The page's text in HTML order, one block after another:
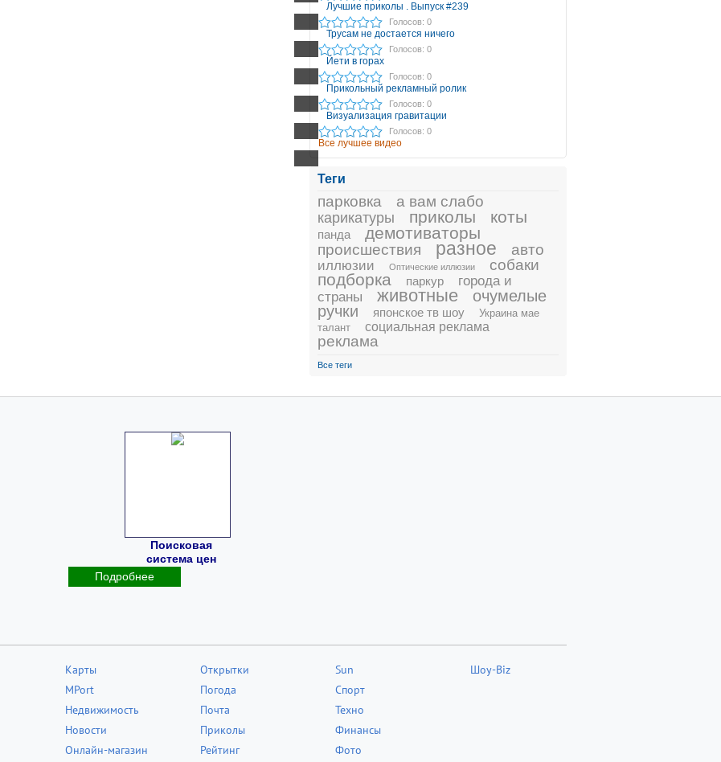
Лучшие приколы . Выпуск #239
Голосов: 0
Трусам не достается ничего
Голосов: 0
Йети в горах
Голосов: 0
Прикольный рекламный ролик
Голосов: 0
Визуализация гравитации
Голосов: 0
Все лучшее видео
Теги
парковка а вам слабо
карикатуры приколы коты
панда демотиваторы
происшествия разное авто
иллюзии Оптические иллюзии собаки
подборка паркур
города и
страны
животные
очумелые
ручки
японское тв шоу
Украина мае
талант
социальная реклама
реклама
Все теги
Поисковая
система цен
Подробнее
Карты
MPort
Недвижимость
Новости
Онлайн-магазин
Открытки
Погода
Почта
Приколы
Рейтинг
Sun
Спорт
Техно
Финансы
Фото
Шоу-Biz